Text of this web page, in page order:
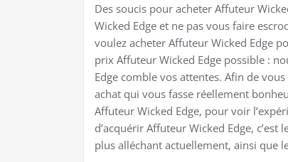
Des soucis pour acheter Affuteur
Wicked Edge et ne pas vous faire
voulez acheter Affuteur Wicked Edge
prix Affuteur Wicked Edge possible :
Edge comble vos attentes. Afin de
achat qui vous fasse réellement
Affuteur Wicked Edge, pour voir
d’acquérir Affuteur Wicked Edge,
plus alléchant actuellement, ainsi que